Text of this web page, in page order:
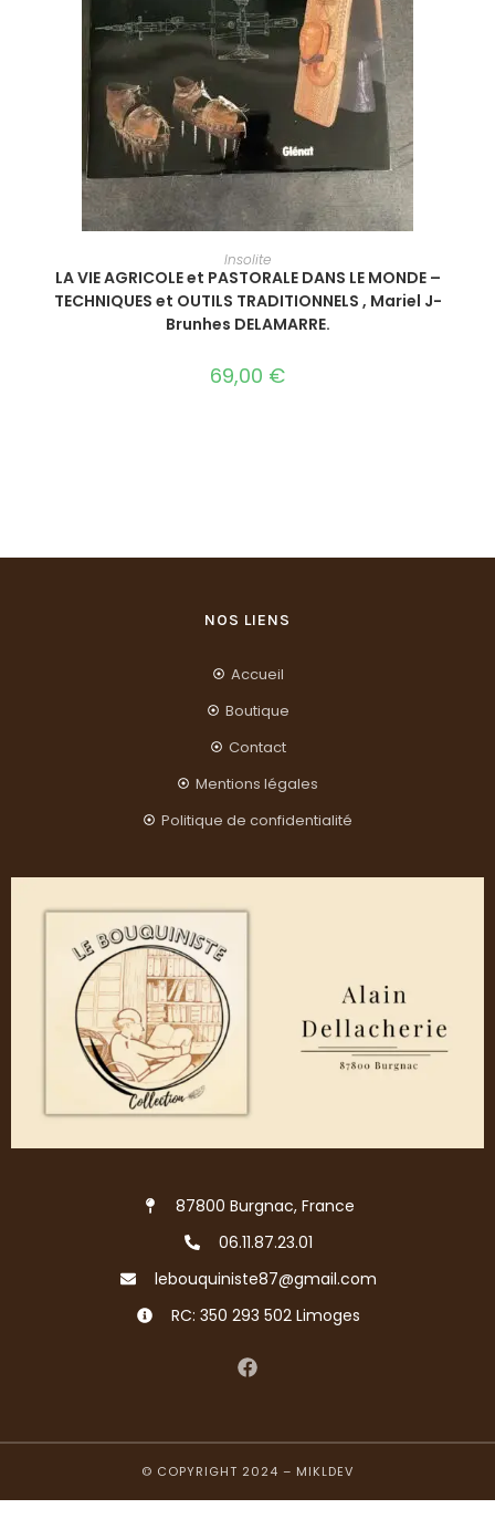
AJOUTER AU PANIER
Insolite
LA VIE AGRICOLE et PASTORALE DANS LE MONDE –
TECHNIQUES et OUTILS TRADITIONNELS , Mariel J-
Brunhes DELAMARRE.
69,00 €
NOS LIENS
Accueil
Boutique
Contact
Mentions légales
Politique de confidentialité
87800 Burgnac, France
06.11.87.23.01
lebouquiniste87@gmail.com
RC: 350 293 502 Limoges
© COPYRIGHT 2024 – MIKLDEV